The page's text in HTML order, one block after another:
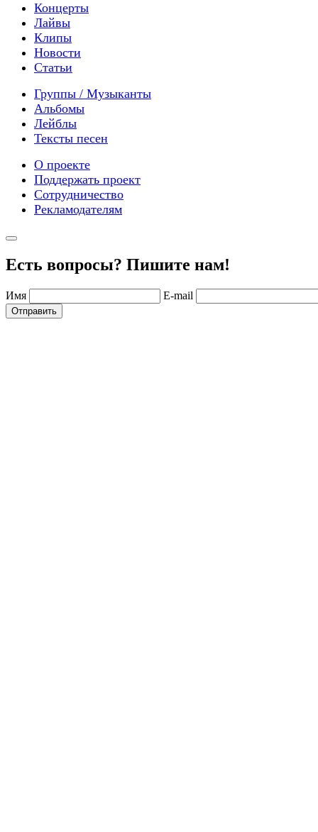
Концерты
Лайвы
Клипы
Новости
Статьи
Группы / Музыканты
Альбомы
Лейблы
Тексты песен
О проекте
Поддержать проект
Сотрудничество
Рекламодателям
Есть вопросы? Пишите нам!
Имя E-mail